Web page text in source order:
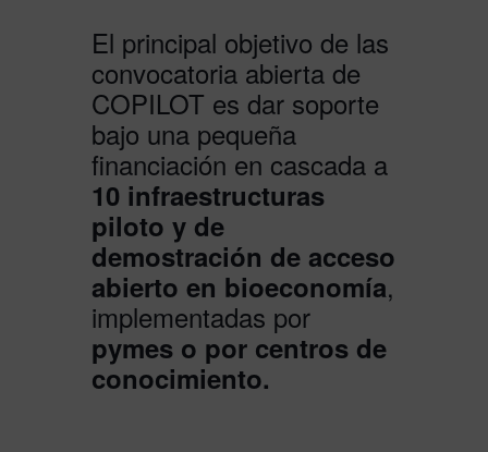
El principal objetivo de las
convocatoria abierta de
COPILOT es dar soporte
bajo una pequeña
financiación en cascada a
10 infraestructuras
piloto y de
demostración de acceso
abierto en bioeconomía,
implementadas por
pymes o por centros de
conocimiento.